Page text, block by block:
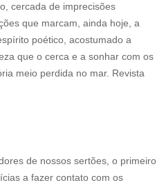
cercada de imprecisões
que marcam, ainda hoje, a
poético, acostumado a
que o cerca e a sonhar com os
meio perdida no mar. Revista
de nossos sertões, o primeiro
a fazer contato com os